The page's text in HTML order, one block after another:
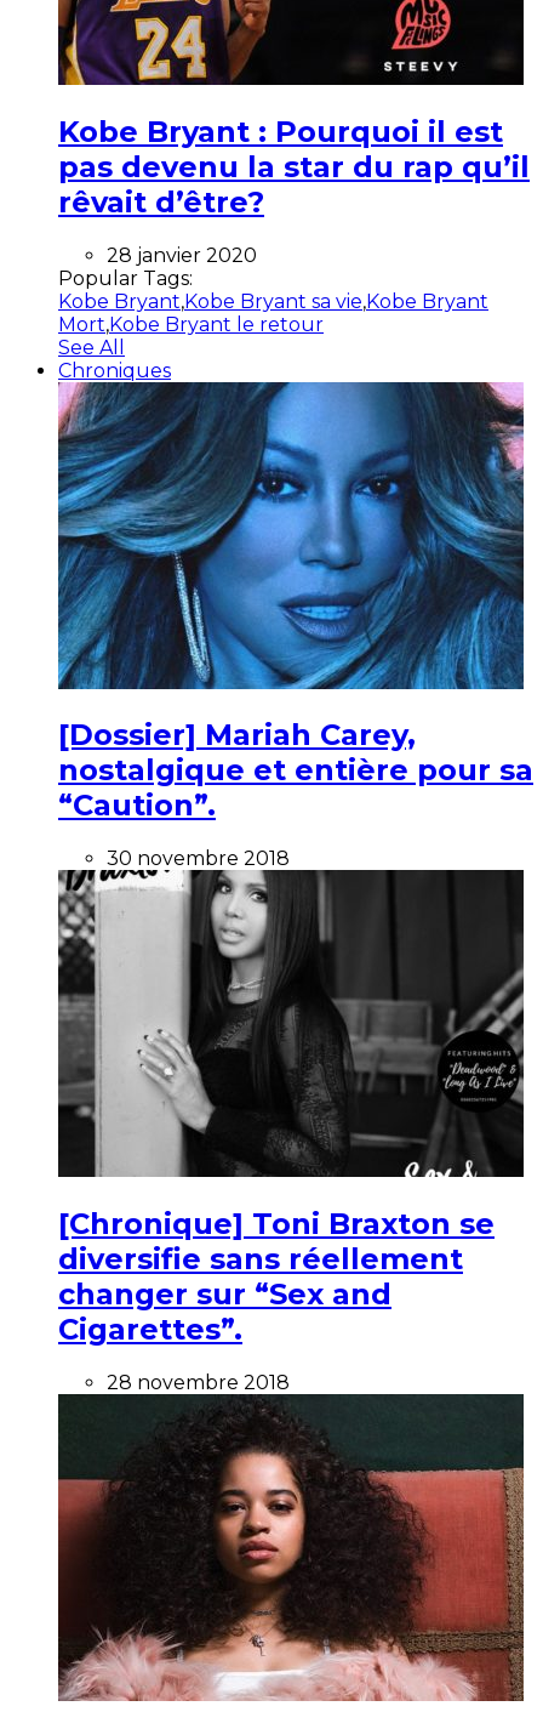
Kobe Bryant : Pourquoi il est
pas devenu la star du rap qu’il
rêvait d’être?
28 janvier 2020
Popular Tags:
Kobe Bryant,Kobe Bryant sa vie,Kobe Bryant
Mort,Kobe Bryant le retour
See All
Chroniques
[Dossier] Mariah Carey,
nostalgique et entière pour sa
“Caution”.
30 novembre 2018
[Chronique] Toni Braxton se
diversifie sans réellement
changer sur “Sex and
Cigarettes”.
28 novembre 2018